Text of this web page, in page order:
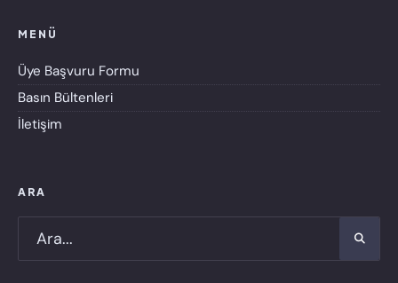
MENÜ
Üye Başvuru Formu
Basın Bültenleri
İletişim
ARA